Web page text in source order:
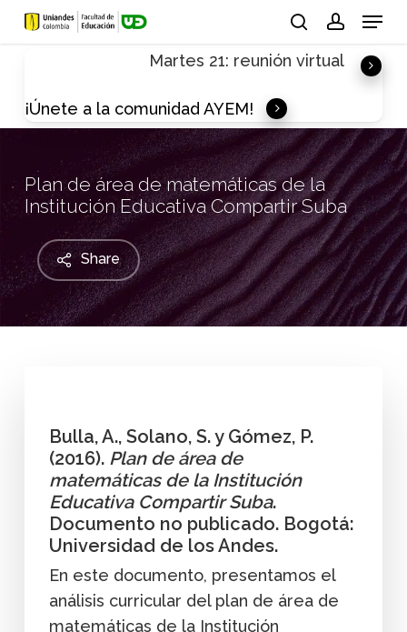
Skip
Menu
Martes 21: reunión virtual
¡Únete a la comunidad AYEM!
Plan de área de matemáticas de la
Institución Educativa Compartir Suba
Share
Bulla, A., Solano, S. y Gómez, P.
(2016). Plan de área de
matemáticas de la Institución
Educativa Compartir Suba.
Documento no publicado. Bogotá:
Universidad de los Andes.
En este documento, presentamos el
análisis curricular del plan de área de
matemáticas de la Institución